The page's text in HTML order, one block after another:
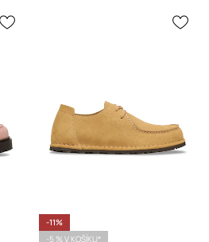
-11%
-5 % V KOŠÍKU*